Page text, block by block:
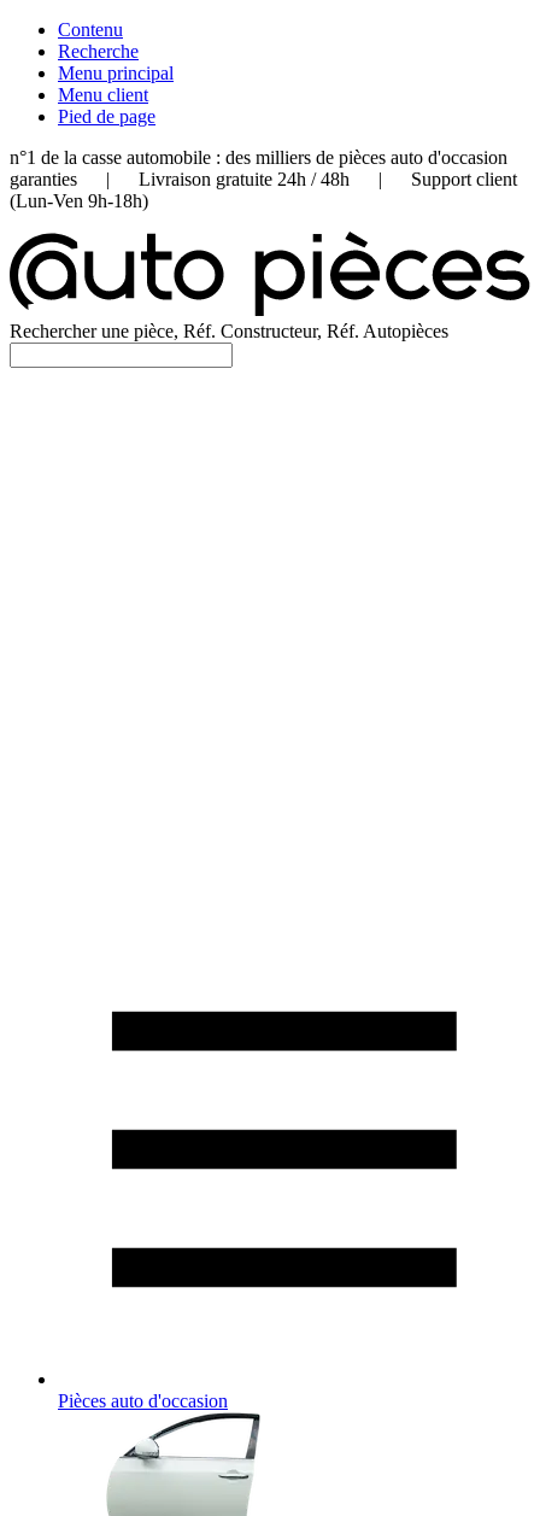
Contenu
Recherche
Menu principal
Menu client
Pied de page
n°1 de la casse automobile : des milliers de pièces auto d'occasion
garanties | Livraison gratuite 24h / 48h | Support client
(Lun-Ven 9h-18h)
Rechercher une pièce, Réf. Constructeur, Réf. Autopièces
Pièces auto d'occasion